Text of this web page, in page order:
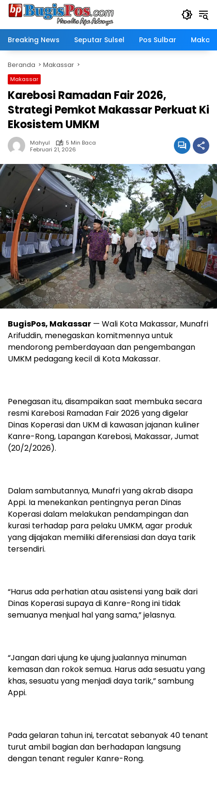
Langsung
Breaking News
Seputar Sulsel Pos Sulbar
Beranda Makassar
Makassar
Karebosi Ramadan Fair 2026,
Strategi Pemkot Makassar Perkuat Ki
Ekosistem UMKM
Mahyul
5 Min Baca
Februari 21, 2026
BugisPos, Makassar — Wali Kota Makassar, Munafri
Arifuddin, menegaskan komitmennya untuk
mendorong pemberdayaan dan pengembangan
UMKM pedagang kecil di Kota Makassar.
Penegasan itu, disampaikan saat membuka secara
resmi Karebosi Ramadan Fair 2026 yang digelar
Dinas Koperasi dan UKM di kawasan jajanan kuliner
Kanre-Rong, Lapangan Karebosi, Makassar, Jumat
(20/2/2026).
Dalam sambutannya, Munafri yang akrab disapa
Appi. Ia menekankan pentingnya peran Dinas
Koperasi dalam melakukan pendampingan dan
kurasi terhadap para pelaku UMKM, agar produk
yang dijajakan memiliki diferensiasi dan daya tarik
tersendiri.
“Harus ada perhatian atau asistensi yang baik dari
Dinas Koperasi supaya di Kanre-Rong ini tidak
semuanya menjual hal yang sama,” jelasnya.
“Jangan dari ujung ke ujung jualannya minuman
kemasan dan rokok semua. Harus ada sesuatu yang
khas, sesuatu yang menjadi daya tarik,” sambung
Appi.
Pada gelaran tahun ini, tercatat sebanyak 40 tenant
turut ambil bagian dan berhadapan langsung
dengan tenant reguler Kanre-Rong.